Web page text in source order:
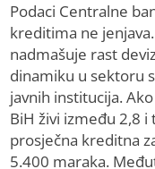
Podaci Centralne
kreditima ne
nadmašuje rast
dinamiku u sektoru
javnih institucija.
BiH živi između 2,8
prosječna kreditna
5.400 maraka.